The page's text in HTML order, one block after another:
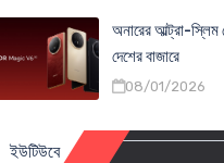
অনারের আল্ট্রা-
দেশের বাজারে
08/01/2026
ইউটিউবে